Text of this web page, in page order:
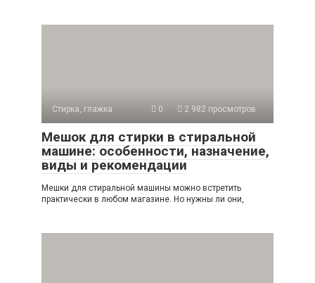
Стирка, глажка 0 2 982 просмотров
Мешок для стирки в стиральной
машине: особенности, назначение,
виды и рекомендации
Мешки для стиральной машины можно встретить
практически в любом магазине. Но нужны ли они,